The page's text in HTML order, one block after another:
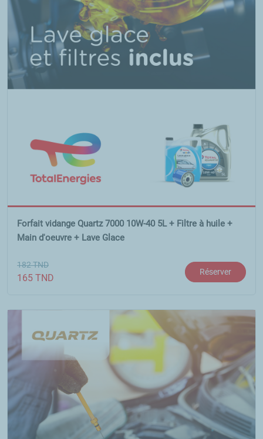
Forfait vidange Quartz 7000 10W-40 5L + Filtre à huile +
Main d'oeuvre + Lave Glace
182TND
165 TND
Réserver